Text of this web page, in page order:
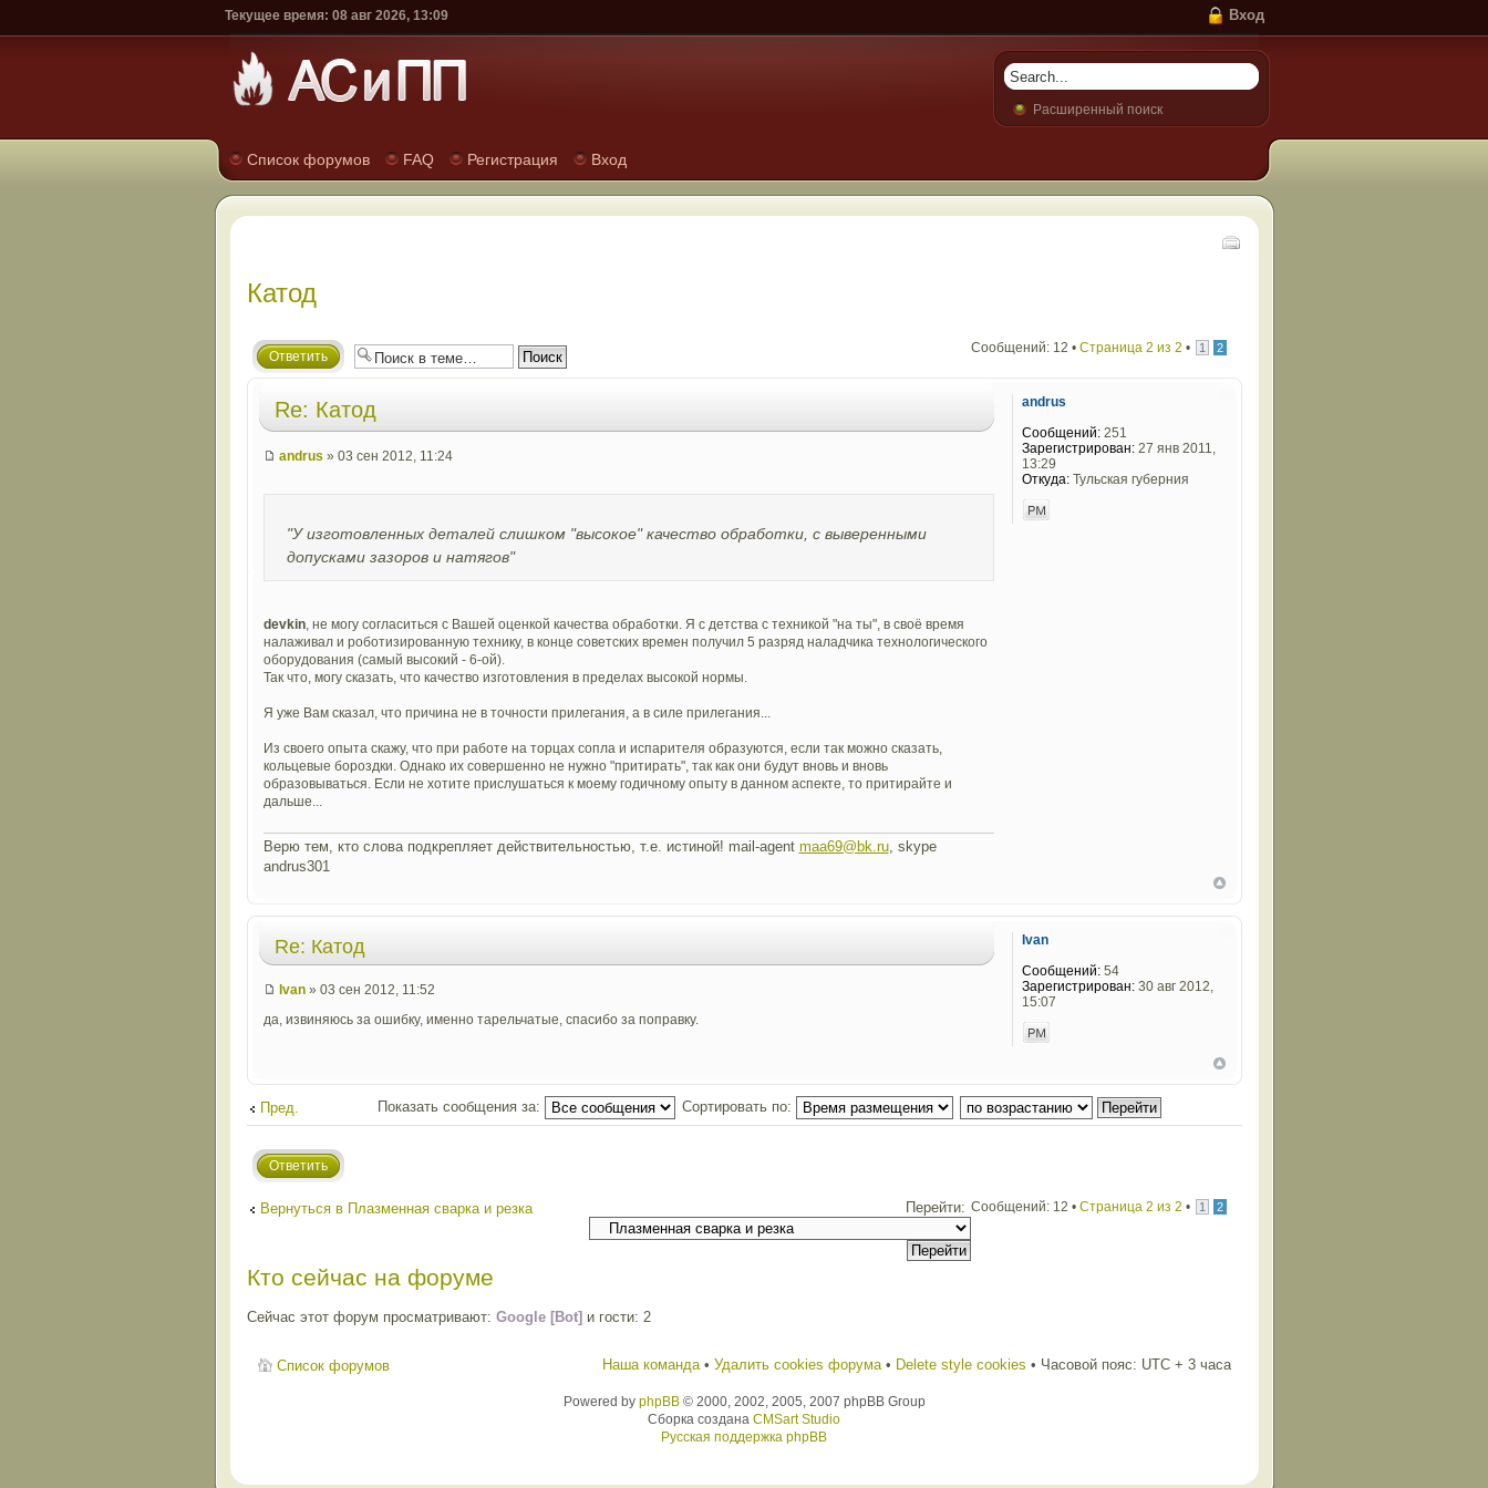
Текущее время: 08 авг 2026, 13:09 Вход
Расширенный поиск
Список форумов FAQ Регистрация Вход
Катод
Ответить
Сообщений: 12 • Страница 2 из 2 • 1 2
Re: Катод
andrus » 03 сен 2012, 11:24
"У изготовленных деталей слишком "высокое" качество обработки, с выверенными
допусками зазоров и натягов"
devkin, не могу согласиться с Вашей оценкой качества обработки. Я с детства с техникой "на ты", в своё время
налаживал и роботизированную технику, в конце советских времен получил 5 разряд наладчика технологического
оборудования (самый высокий - 6-ой).
Так что, могу сказать, что качество изготовления в пределах высокой нормы.
Я уже Вам сказал, что причина не в точности прилегания, а в силе прилегания...
Из своего опыта скажу, что при работе на торцах сопла и испарителя образуются, если так можно сказать,
кольцевые бороздки. Однако их совершенно не нужно "притирать", так как они будут вновь и вновь
образовываться. Если не хотите прислушаться к моему годичному опыту в данном аспекте, то притирайте и
дальше...
Верю тем, кто слова подкрепляет действительностью, т.е. истиной! mail-agent maa69@bk.ru, skype
andrus301
andrus
Сообщений: 251
Зарегистрирован: 27 янв 2011,
13:29
Откуда: Тульская губерния
Re: Катод
Ivan» 03 сен 2012, 11:52
да, извиняюсь за ошибку, именно тарельчатые, спасибо за поправку.
Ivan
Сообщений: 54
Зарегистрирован: 30 авг 2012,
15:07
Пред. Показать сообщения за: Сортировать по:
Ответить
Сообщений: 12 • Страница 2 из 2 • 1 2
Вернуться в Плазменная сварка и резка Перейти:
Кто сейчас на форуме
Сейчас этот форум просматривают: Google [Bot]и гости: 2
Список форумов Наша команда• Удалить cookies форума• Delete style cookies • Часовой пояс: UTC + 3 часа
Powered by phpBB© 2000, 2002, 2005, 2007 phpBB Group
Сборка создана CMSart Studio
Русская поддержка phpBB